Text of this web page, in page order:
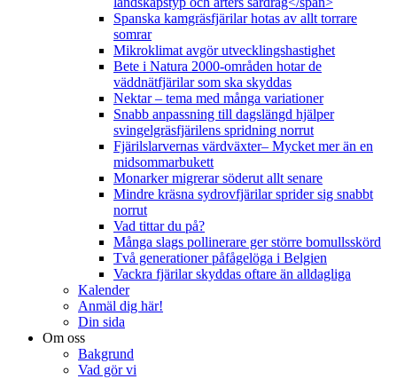
Spanska kamgräsfjärilar hotas av allt torrare
somrar
Mikroklimat avgör utvecklingshastighet
Bete i Natura 2000-områden hotar de
väddnätfjärilar som ska skyddas
Nektar – tema med många variationer
Snabb anpassning till dagslängd hjälper
svingelgräsfjärilens spridning norrut
Fjärilslarvernas värdväxter– Mycket mer än en
midsommarbukett
Monarker migrerar söderut allt senare
Mindre kräsna sydrovfjärilar sprider sig snabbt
norrut
Vad tittar du på?
Många slags pollinerare ger större bomullsskörd
Två generationer påfågelöga i Belgien
Vackra fjärilar skyddas oftare än alldagliga
Kalender
Anmäl dig här!
Din sida
Om oss
Bakgrund
Vad gör vi